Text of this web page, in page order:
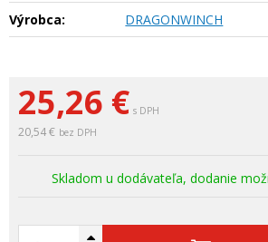
25,26 € s DPH
20,54 € bez DPH
Skladom u dodávateľa, dodanie
Výrobca: DRAGONWINCH